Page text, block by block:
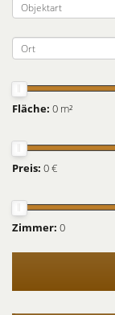
Fläche: 0 m²
Preis: 0 €
Zimmer: 0